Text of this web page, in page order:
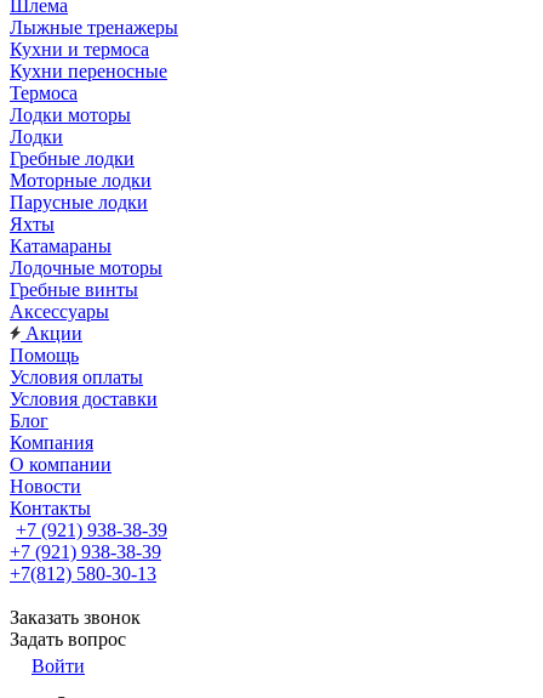
Шлема
Лыжные тренажеры
Кухни и термоса
Кухни переносные
Термоса
Лодки моторы
Лодки
Гребные лодки
Моторные лодки
Парусные лодки
Яхты
Катамараны
Лодочные моторы
Гребные винты
Аксессуары
Акции
Помощь
Условия оплаты
Условия доставки
Блог
Компания
О компании
Новости
Контакты
+7 (921) 938-38-39
+7 (921) 938-38-39
+7(812) 580-30-13
Заказать звонок
Задать вопрос
Войти